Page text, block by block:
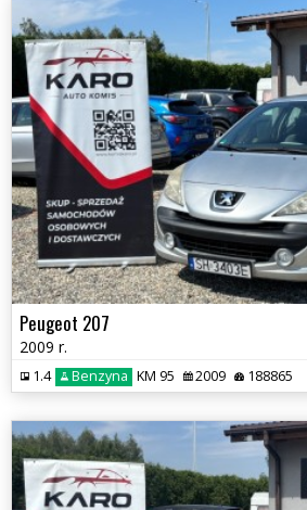
Peugeot 207
2009 r.
1.4 Benzyna KM 95 2009 188865